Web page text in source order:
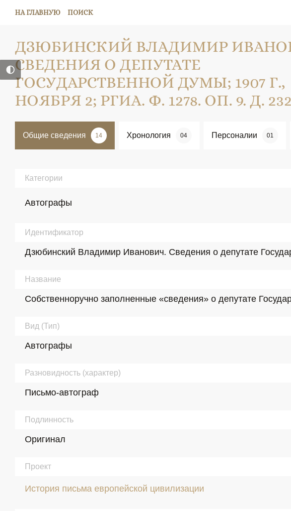
НА ГЛАВНУЮ ПОИСК
ДЗЮБИНСКИЙ ВЛАДИМИР
СВЕДЕНИЯ О ДЕПУТАТЕ
ГОСУДАРСТВЕННОЙ ДУМЫ; 1907 Г.,
НОЯБРЯ 2; РГИА. Ф. 1278. ОП. 9. Д.
Общие сведения 14 Хронология 04 Персоналии 01
Категории
Автографы
Идентификатор
Дзюбинский Владимир Иванович. Сведения о депутате
Название
Собственноручно заполненные «сведения» о депутате
Вид (Тип)
Автографы
Разновидность (характер)
Письмо-автограф
Подлинность
Оригинал
Проект
История письма европейской цивилизации